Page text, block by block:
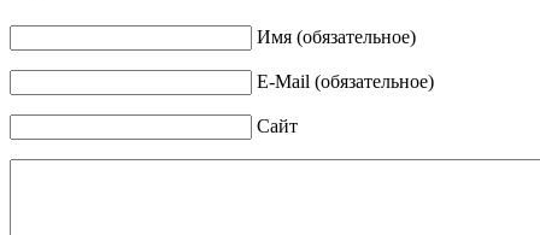
Имя (обязательное)
E-Mail (обязательное)
Сайт